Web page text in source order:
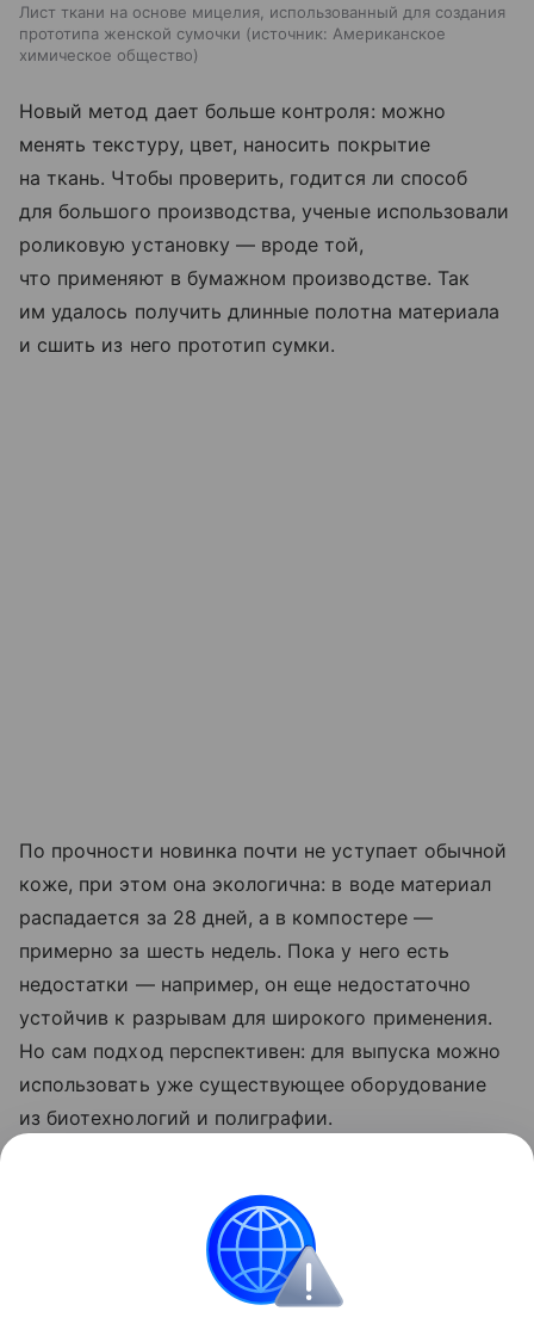
Лист ткани на основе мицелия, использованный для создания
прототипа женской сумочки
источник: Американское
химическое общество
Новый метод дает больше контроля: можно
менять текстуру, цвет, наносить покрытие
на ткань. Чтобы проверить, годится ли способ
для большого производства, ученые использовали
роликовую установку — вроде той,
что применяют в бумажном производстве. Так
им удалось получить длинные полотна материала
и сшить из него прототип сумки.
По прочности новинка почти не уступает обычной
коже, при этом она экологична: в воде материал
распадается за 28 дней, а в компостере —
примерно за шесть недель. Пока у него есть
недостатки — например, он еще недостаточно
устойчив к разрывам для широкого применения.
Но сам подход перспективен: для выпуска можно
использовать уже существующее оборудование
из биотехнологий и полиграфии.
в Милане показали обувь с подошвой из
грибкового материала.